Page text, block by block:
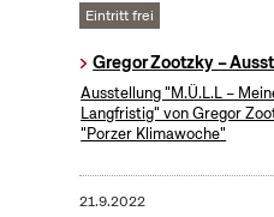
Eintritt frei
Gregor Zootzky –
Ausstellung "M.Ü.L.L –
Langfristig" von Gregor
"Porzer Klimawoche"
21.9.2022